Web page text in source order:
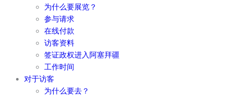
为什么要展览？
参与请求
在线付款
访客资料
签证政权进入阿塞拜疆
工作时间
对于访客
为什么要去？